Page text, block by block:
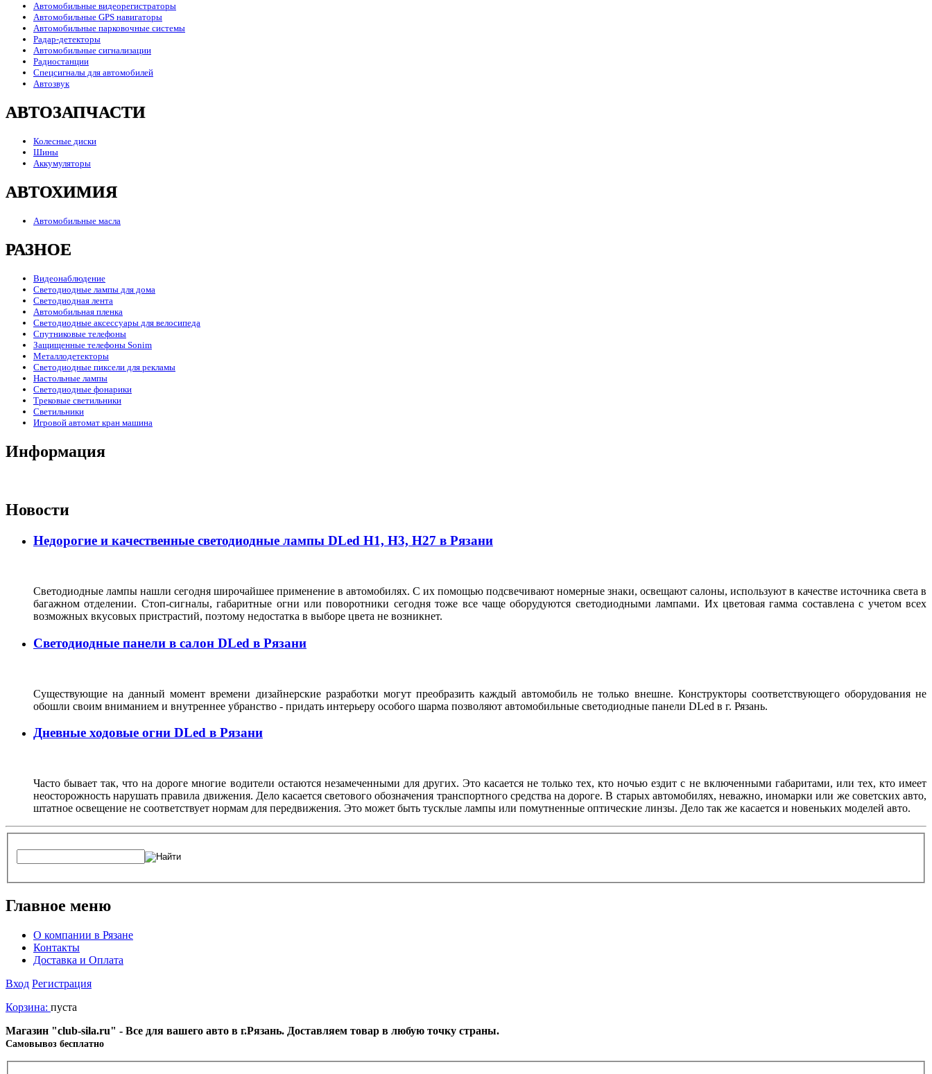
Автомобильные видеорегистраторы
Автомобильные GPS навигаторы
Автомобильные парковочные системы
Радар-детекторы
Автомобильные сигнализации
Радиостанции
Спецсигналы для автомобилей
Автозвук
АВТОЗАПЧАСТИ
Колесные диски
Шины
Аккумуляторы
АВТОХИМИЯ
Автомобильные масла
РАЗНОЕ
Видеонаблюдение
Светодиодные лампы для дома
Светодиодная лента
Автомобильная пленка
Светодиодные аксессуары для велосипеда
Спутниковые телефоны
Защищенные телефоны Sonim
Металлодетекторы
Светодиодные пиксели для рекламы
Настольные лампы
Светодиодные фонарики
Трековые светильники
Светильники
Игровой автомат кран машина
Информация
Новости
Недорогие и качественные светодиодные лампы DLed Н1, Н3, Н27 в Рязани
Светодиодные лампы нашли сегодня широчайшее применение в автомобилях. С их помощью подсвечивают номерные знаки, освещают салоны, используют в качестве источника света в
багажном отделении. Стоп-сигналы, габаритные огни или поворотники сегодня тоже все чаще оборудуются светодиодными лампами. Их цветовая гамма составлена с учетом всех
возможных вкусовых пристрастий, поэтому недостатка в выборе цвета не возникнет.
Светодиодные панели в салон DLed в Рязани
Существующие на данный момент времени дизайнерские разработки могут преобразить каждый автомобиль не только внешне. Конструкторы соответствующего оборудования не
обошли своим вниманием и внутреннее убранство - придать интерьеру особого шарма позволяют автомобильные светодиодные панели DLed в г. Рязань.
Дневные ходовые огни DLed в Рязани
Часто бывает так, что на дороге многие водители остаются незамеченными для других. Это касается не только тех, кто ночью ездит с не включенными габаритами, или тех, кто имеет
неосторожность нарушать правила движения. Дело касается светового обозначения транспортного средства на дороге. В старых автомобилях, неважно, иномарки или же советских авто,
штатное освещение не соответствует нормам для передвижения. Это может быть тусклые лампы или помутненные оптические линзы. Дело так же касается и новеньких моделей авто.
Главное меню
О компании в Рязане
Контакты
Доставка и Оплата
Вход Регистрация
Корзина: пуста
Магазин "club-sila.ru" - Все для вашего авто в г.Рязань. Доставляем товар в любую точку страны.
Cамовывоз бесплатно